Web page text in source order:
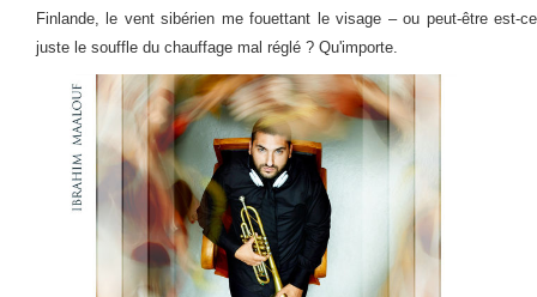
Finlande, le vent sibérien me fouettant le visage – ou peut-être est-ce
juste le souffle du chauffage mal réglé ? Qu'importe.